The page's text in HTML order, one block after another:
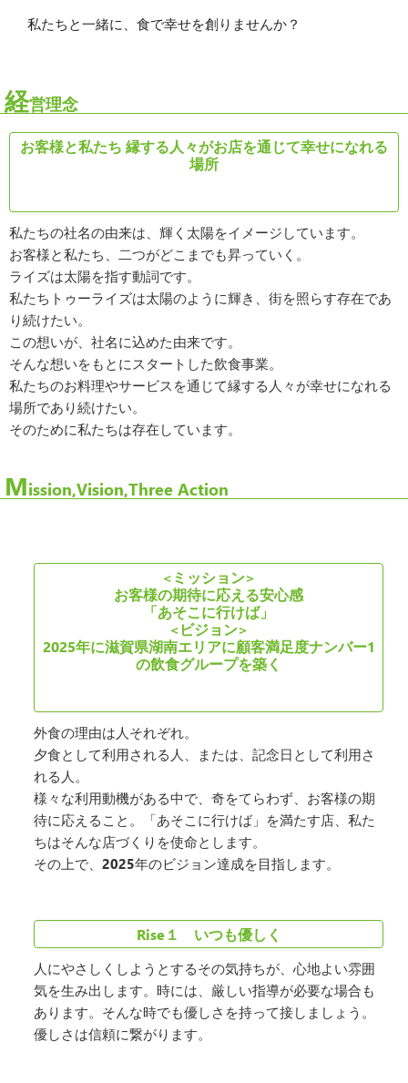
私たちと一緒に、食で幸せを創りませんか？
経営理念
お客様と私たち 縁する人々がお店を通じて幸せになれる
場所
私たちの社名の由来は、輝く太陽をイメージしています。
お客様と私たち、二つがどこまでも昇っていく。
ライズは太陽を指す動詞です。
私たちトゥーライズは太陽のように輝き、街を照らす存在であ
り続けたい。
この想いが、社名に込めた由来です。
そんな想いをもとにスタートした飲食事業。
私たちのお料理やサービスを通じて縁する人々が幸せになれる
場所であり続けたい。
そのために私たちは存在しています。
Mission,Vision,Three Action
<ミッション>
お客様の期待に応える安心感
「あそこに行けば」
<ビジョン>
2025年に滋賀県湖南エリアに顧客満足度ナンバー1
の飲食グループを築く
外食の理由は人それぞれ。
夕食として利用される人、または、記念日として利用さ
れる人。
様々な利用動機がある中で、奇をてらわず、お客様の期
待に応えること。「あそこに行けば」を満たす店、私た
ちはそんな店づくりを使命とします。
その上で、2025年のビジョン達成を目指します。
Rise１ いつも優しく
人にやさしくしようとするその気持ちが、心地よい雰囲
気を生み出します。時には、厳しい指導が必要な場合も
あります。そんな時でも優しさを持って接しましょう。
優しさは信頼に繋がります。